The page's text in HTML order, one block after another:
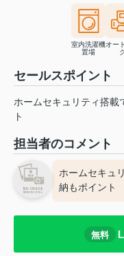
室内洗濯機
置場
オー
ク
セールスポイント
ホームセキュリティ搭載
ト
担当者のコメント
ホームセキュ
納もポイント
無料